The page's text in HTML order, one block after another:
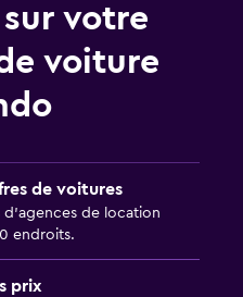
sur votre
voiture
de voitures
de location
endroits.
prix